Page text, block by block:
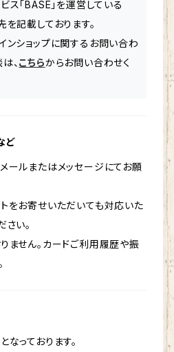
ス「BASE」を運営している
記載しております。
ンショップに関するお問い合わ
、 こちらからお問い合わせく
ど
ールまたはメッセージにてお願
をお寄せいただいても対応いた
い。
ません。カードご利用履歴や振
っております。